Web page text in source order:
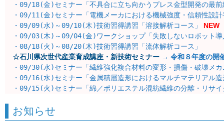
・ 09/18(金)セミナー 「不具合に立ち向かうプレス金型開発の最
・ 09/11(金)セミナー 「電機メーカにおける機械強度・信頼性設
・ 09/09(水)～09/10(木)技術習得講習 「溶接解析コース」
NEW
・ 09/03(木)～09/04(金)ワークショップ「失敗しないロボット
・ 08/18(火)～08/20(木)技術習得講習 「流体解析コース」
☆石川県次世代産業育成講座・新技術セミナー → 令和８年度の開
・ 09/30(水)セミナー 「繊維強化複合材料の変形・損傷・破壊メ
・ 09/16(水)セミナー 「金属積層造形におけるマルチマテリアル
・ 09/15(火)セミナー 「綿／ポリエステル混紡繊維の分離・リサ
・ 09/02(水)セミナー
・08/27(木)セミナー「はんだ材料の動向と実装現場の課題～品
お知らせ